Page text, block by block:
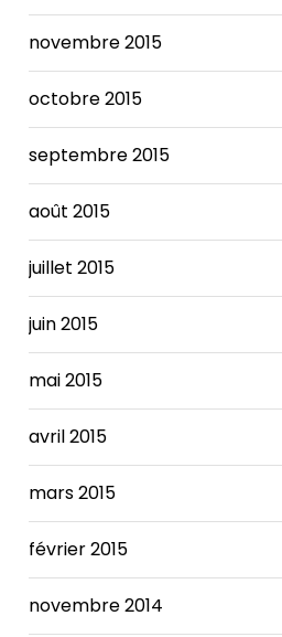
novembre 2015
octobre 2015
septembre 2015
août 2015
juillet 2015
juin 2015
mai 2015
avril 2015
mars 2015
février 2015
novembre 2014